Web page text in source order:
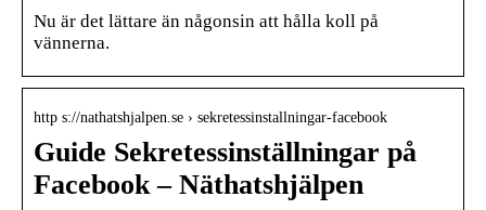
Nu är det lättare än någonsin att hålla koll på
vännerna.
http s://nathatshjalpen.se › sekretessinstallningar-facebook
Guide Sekretessinställningar på
Facebook – Näthatshjälpen